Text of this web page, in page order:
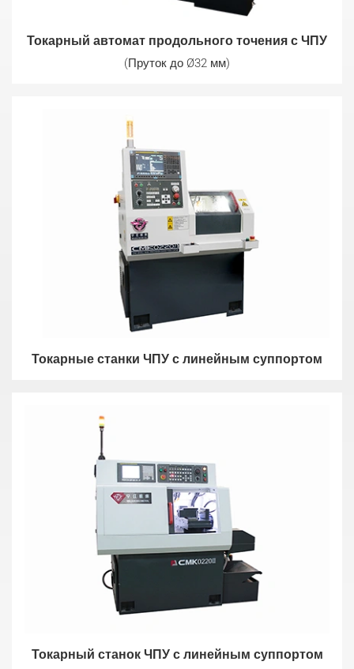
Токарный автомат продольного точения с ЧПУ
(Пруток до Ø32 мм)
Токарные станки ЧПУ с линейным суппортом
Токарный станок ЧПУ с линейным суппортом